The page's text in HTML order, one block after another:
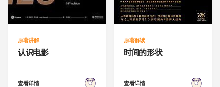
原著讲解
认识电影
查看详情
原著解读
时间的形状
查看详情